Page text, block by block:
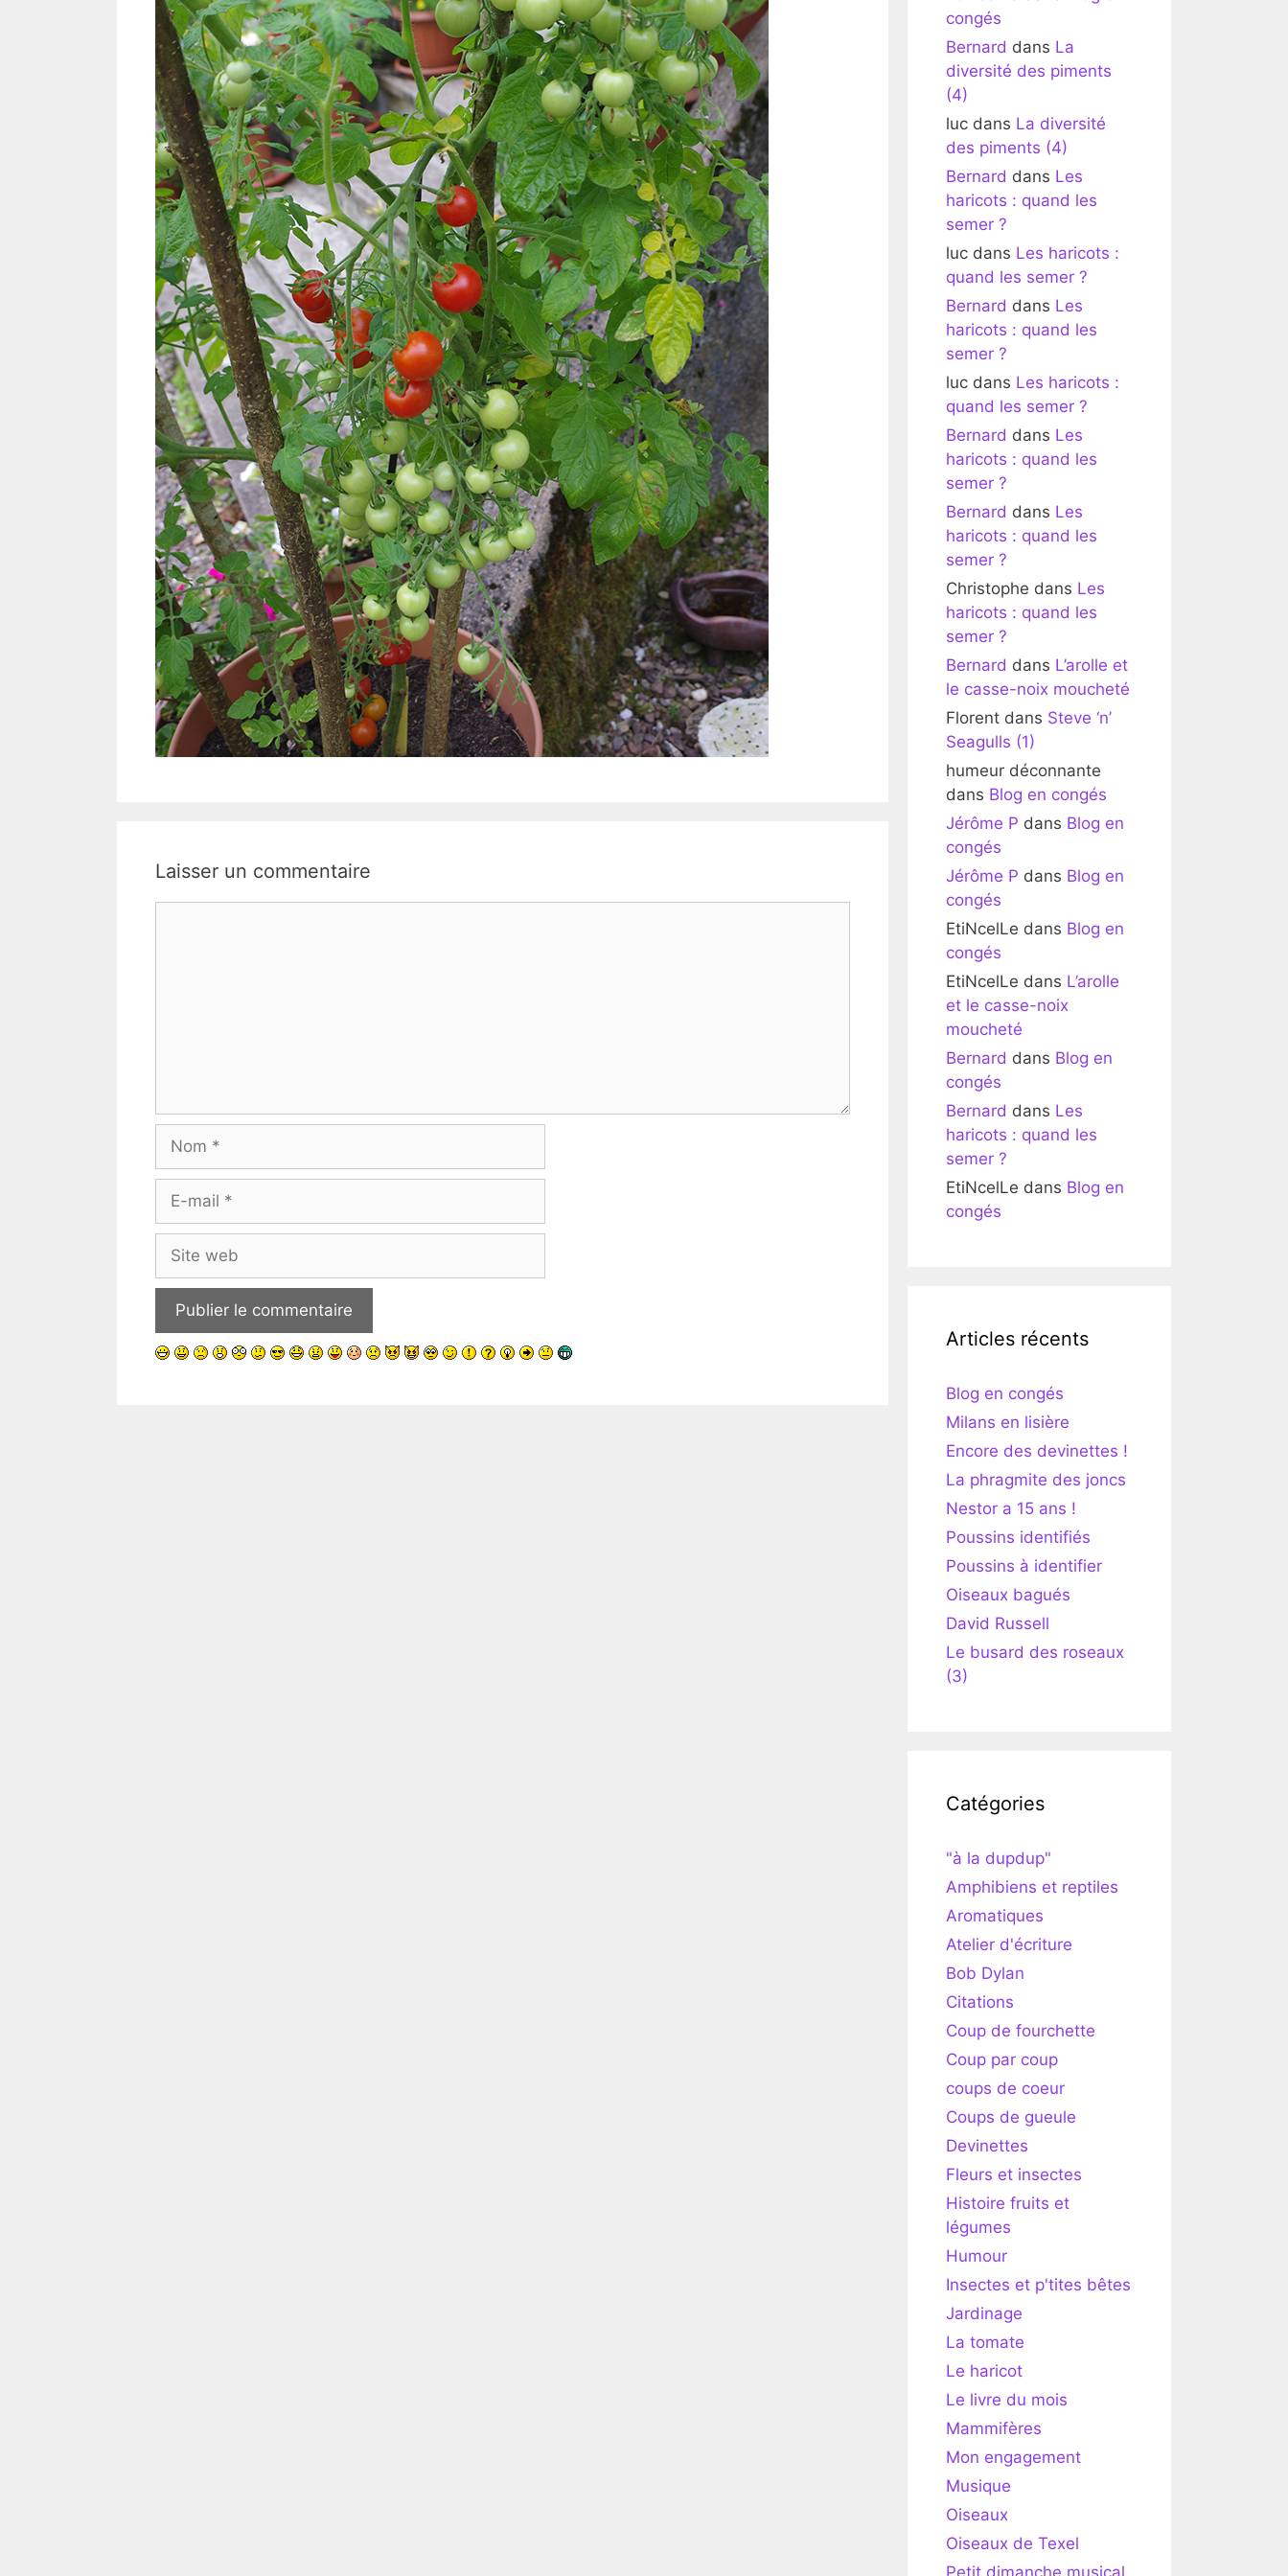
Laisser un commentaire
mail
web
congés
Bernard dans La
diversité des piments
(4)
luc dans La diversité
des piments (4)
Bernard dans Les
haricots : quand les
semer ?
luc dans Les haricots :
quand les semer ?
Bernard dans Les
haricots : quand les
semer ?
luc dans Les haricots :
quand les semer ?
Bernard dans Les
haricots : quand les
semer ?
Bernard dans Les
haricots : quand les
semer ?
Christophe dans Les
haricots : quand les
semer ?
Bernard dans L’arolle et
le casse-noix moucheté
Florent dans Steve ‘n’
Seagulls (1)
humeur déconnante
dans Blog en congés
Jérôme P dans Blog en
congés
Jérôme P dans Blog en
congés
EtiNcelLe dans Blog en
congés
EtiNcelLe dans L’arolle
et le casse-noix
moucheté
Bernard dans Blog en
congés
Bernard dans Les
haricots : quand les
semer ?
EtiNcelLe dans Blog en
congés
Articles récents
Blog en congés
Milans en lisière
Encore des devinettes !
La phragmite des joncs
Nestor a 15 ans !
Poussins identifiés
Poussins à identifier
Oiseaux bagués
David Russell
Le busard des roseaux
(3)
Catégories
"à la dupdup"
Amphibiens et reptiles
Aromatiques
Atelier d'écriture
Bob Dylan
Citations
Coup de fourchette
Coup par coup
coups de coeur
Coups de gueule
Devinettes
Fleurs et insectes
Histoire fruits et
légumes
Humour
Insectes et p'tites bêtes
Jardinage
La tomate
Le haricot
Le livre du mois
Mammifères
Mon engagement
Musique
Oiseaux
Oiseaux de Texel
Petit dimanche musical